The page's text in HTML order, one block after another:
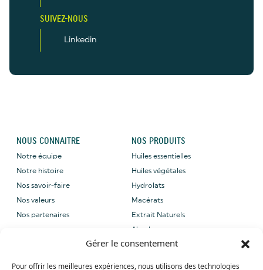
Gérer le consentement
Pour offrir les meilleures expériences, nous utilisons des technologies
SUIVEZ-NOUS
Linkedin
NOUS CONNAITRE
Notre équipe
Notre histoire
Nos savoir-faire
Nos valeurs
Nos partenaires
NOS PRODUITS
Huiles essentielles
Huiles végétales
Hydrolats
Macérats
Extrait Naturels
Absolues